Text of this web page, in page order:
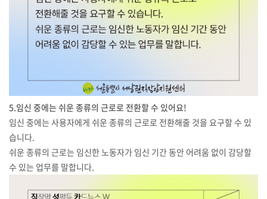
5.임신 중에는 쉬운 종류의 근로로 전환할 수 있어요!
임신 중에는 사용자에게 쉬운 종류의 근로로 전환해줄 것을 요구할 수 있
습니다.
쉬운 종류의 근로는 임신한 노동자가 임신 기간 동안 어려움 없이 감당할
수 있는 업무를 말합니다.